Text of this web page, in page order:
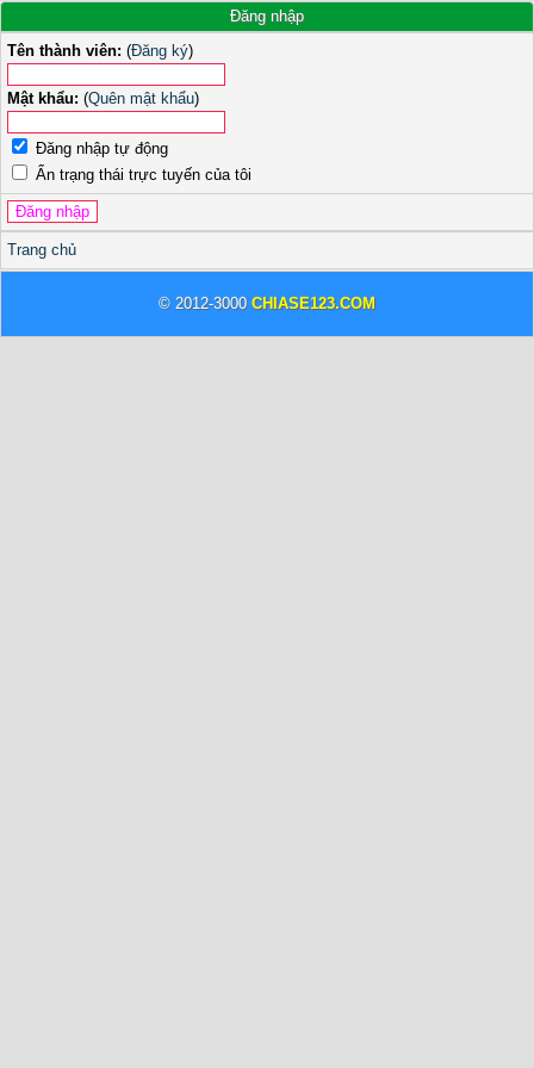
Đăng nhập
Tên thành viên: (Đăng ký)
Mật khẩu: (Quên mật khẩu)
Đăng nhập tự động
Ẩn trạng thái trực tuyến của tôi
Trang chủ
© 2012-3000 CHIASE123.COM